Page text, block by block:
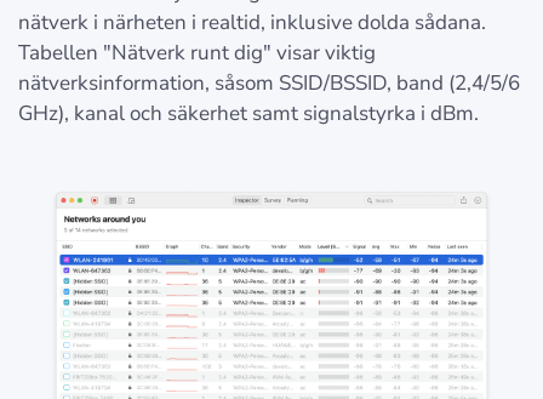
nätverk i närheten i realtid, inklusive dolda sådana.
Tabellen "Nätverk runt dig" visar viktig
nätverksinformation, såsom SSID/BSSID, band (2,4/5/6
GHz), kanal och säkerhet samt signalstyrka i dBm.